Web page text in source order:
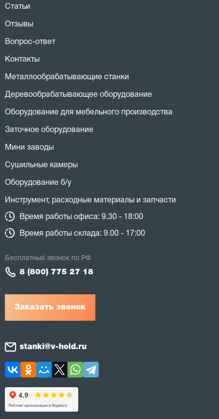
Статьи
Отзывы
Вопрос-ответ
Контакты
Металлообрабатывающие станки
Деревообрабатывающее оборудование
Оборудование для мебельного производства
Заточное оборудование
Мини заводы
Сушильные камеры
Оборудование б/у
Инструмент, расходные материалы и запчасти
Время работы офиса: 9.30 - 18:00
Время работы склада: 9.00 - 17:00
Заказать звонок
Бесплатный звонок по РФ
8 (800) 775 27 18
stanki@v-hold.ru